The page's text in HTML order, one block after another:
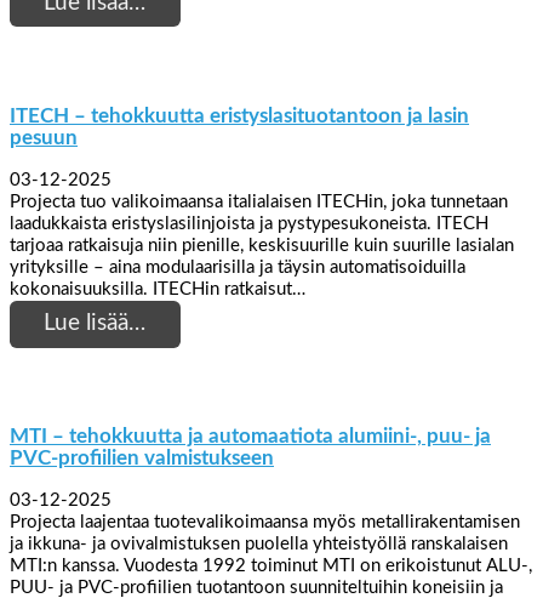
ITECH – tehokkuutta eristyslasituotantoon ja lasin
pesuun
03-12-2025
Projecta tuo valikoimaansa italialaisen ITECHin, joka tunnetaan
laadukkaista eristyslasilinjoista ja pystypesukoneista. ITECH
tarjoaa ratkaisuja niin pienille, keskisuurille kuin suurille lasialan
yrityksille – aina modulaarisilla ja täysin automatisoiduilla
kokonaisuuksilla. ITECHin ratkaisut…
Lue lisää…
MTI – tehokkuutta ja automaatiota alumiini-, puu- ja
PVC-profiilien valmistukseen
03-12-2025
Projecta laajentaa tuotevalikoimaansa myös metallirakentamisen
ja ikkuna- ja ovivalmistuksen puolella yhteistyöllä ranskalaisen
MTI:n kanssa. Vuodesta 1992 toiminut MTI on erikoistunut ALU-,
PUU- ja PVC-profiilien tuotantoon suunniteltuihin koneisiin ja